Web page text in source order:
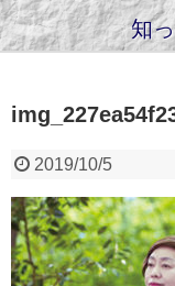
知
2019/10/5